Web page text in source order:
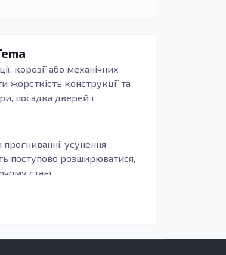
корозії або механічних
жорсткість конструкції та
посадка дверей і
усунення
поступово розширюватися,
стані.
повторювала заводські